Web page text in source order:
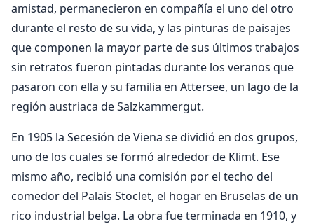
amistad, permanecieron en compañía el uno del otro
durante el resto de su vida, y las pinturas de paisajes
que componen la mayor parte de sus últimos trabajos
sin retratos fueron pintadas durante los veranos que
pasaron con ella y su familia en Attersee, un lago de la
región austriaca de Salzkammergut.
En 1905 la Secesión de Viena se dividió en dos grupos,
uno de los cuales se formó alrededor de Klimt. Ese
mismo año, recibió una comisión por el techo del
comedor del Palais Stoclet, el hogar en Bruselas de un
rico industrial belga. La obra fue terminada en 1910, y